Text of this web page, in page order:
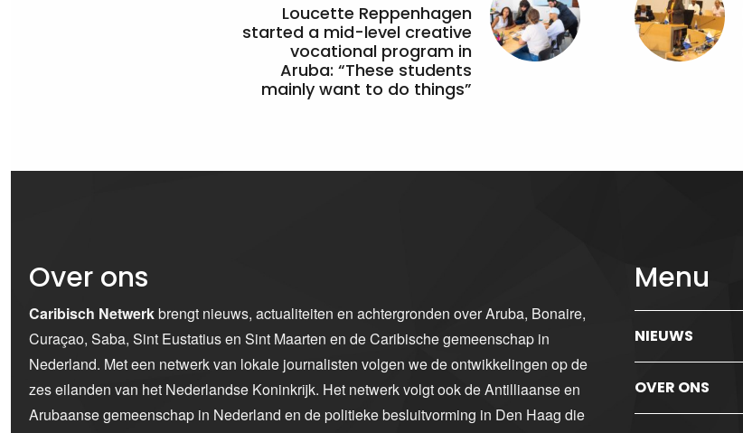
Loucette Reppenhagen
started a mid-level creative
vocational program in
Aruba: “These students
mainly want to do things”
Over ons
Caribisch Netwerkbrengt nieuws, actualiteiten en achtergronden over Aruba, Bonaire,
Curaçao, Saba, Sint Eustatius en Sint Maarten en de Caribische gemeenschap in
Nederland. Met een netwerk van lokale journalisten volgen we de ontwikkelingen op de
zes eilanden van het Nederlandse Koninkrijk. Het netwerk volgt ook de Antilliaanse en
Arubaanse gemeenschap in Nederland en de politieke besluitvorming in Den Haag die
Menu
NIEUWS
OVER ONS